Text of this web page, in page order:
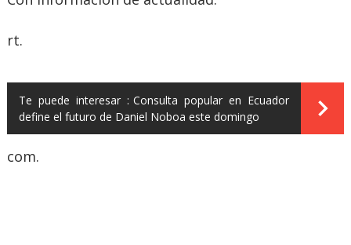
rt.
Te puede interesar : Consulta popular en Ecuador
define el futuro de Daniel Noboa este domingo
com.